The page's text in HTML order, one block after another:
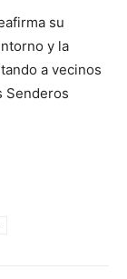
su
y la
a vecinos
Senderos